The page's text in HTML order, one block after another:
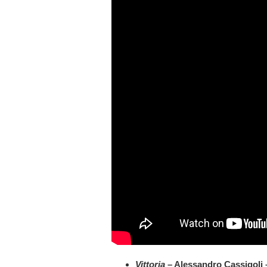
Vittoria – Alessandro Cassigoli